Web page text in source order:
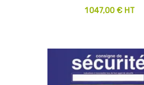
1 047,00 € HT